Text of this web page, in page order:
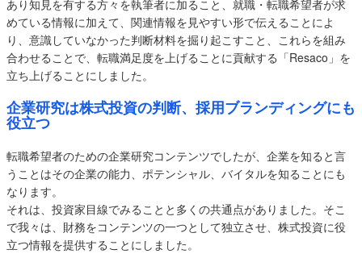
あり知見を有する方々を執筆者に加ること、就職・転職希望者が求
めている情報に加えて、関連情報を見やすい形で伝えることによ
り、意識していなかった判断材料を掘り起こすこと、これらを組み
合わせることで、転職満足度を上げることに貢献する「Resaco」を
立ち上げることにしました。
企業研究は株式投資の判断、採用ブランディングにも
役立つ
転職希望者のための企業研究コンテンツでしたが、企業を知ると言
うことはその企業の能力、ポテンシャル、バイタルを知ることにも
なります。
それは、投資家目線でみることと多くの共通点がありました。そこ
で我々は、財務をコンテンツの一つとして独立させ、株式投資に役
立つ情報を提供することにしました。